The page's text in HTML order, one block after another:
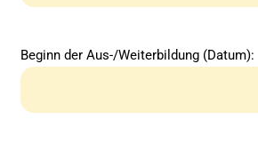
Beginn der Aus-/Weiterbildung (Datum):